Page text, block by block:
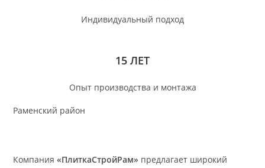
Индивидуальный подход
15 ЛЕТ
Опыт производства и монтажа
Раменский район
Компания«ПлиткаСтройРам» предлагает широкий